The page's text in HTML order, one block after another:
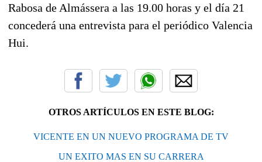
Rabosa de Almássera a las 19.00 horas y el día 21
concederá una entrevista para el periódico Valencia
Hui.
OTROS ARTÍCULOS EN ESTE BLOG:
VICENTE EN UN NUEVO PROGRAMA DE TV
UN EXITO MAS EN SU CARRERA